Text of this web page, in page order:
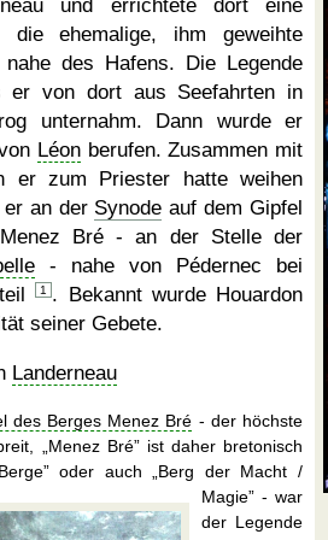
und errichtete dort eine
die ehemalige, ihm geweihte
nahe des Hafens. Die Legende
er von dort aus Seefahrten in
unternahm. Dann wurde er
Léon berufen. Zusammen mit
er zum Priester hatte weihen
er an der Synode auf dem Gipfel
Bré - an der Stelle der
- nahe von Pédernec bei
teil 1
. Bekannt wurde Houardon
seiner Gebete.
Landerneau
des Berges Menez Bré - der höchste
Menez Bré ist daher bretonisch
oder auch
Berg der Macht /
Magie
- war
der Legende